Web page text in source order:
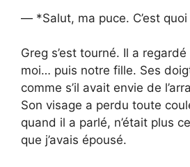
— *Salut, ma puce. C’est
Greg s’est tourné. Il a regardé
moi… puis notre fille. Ses
comme s’il avait envie de
Son visage a perdu toute
quand il a parlé, n’était plus
que j’avais épousé.